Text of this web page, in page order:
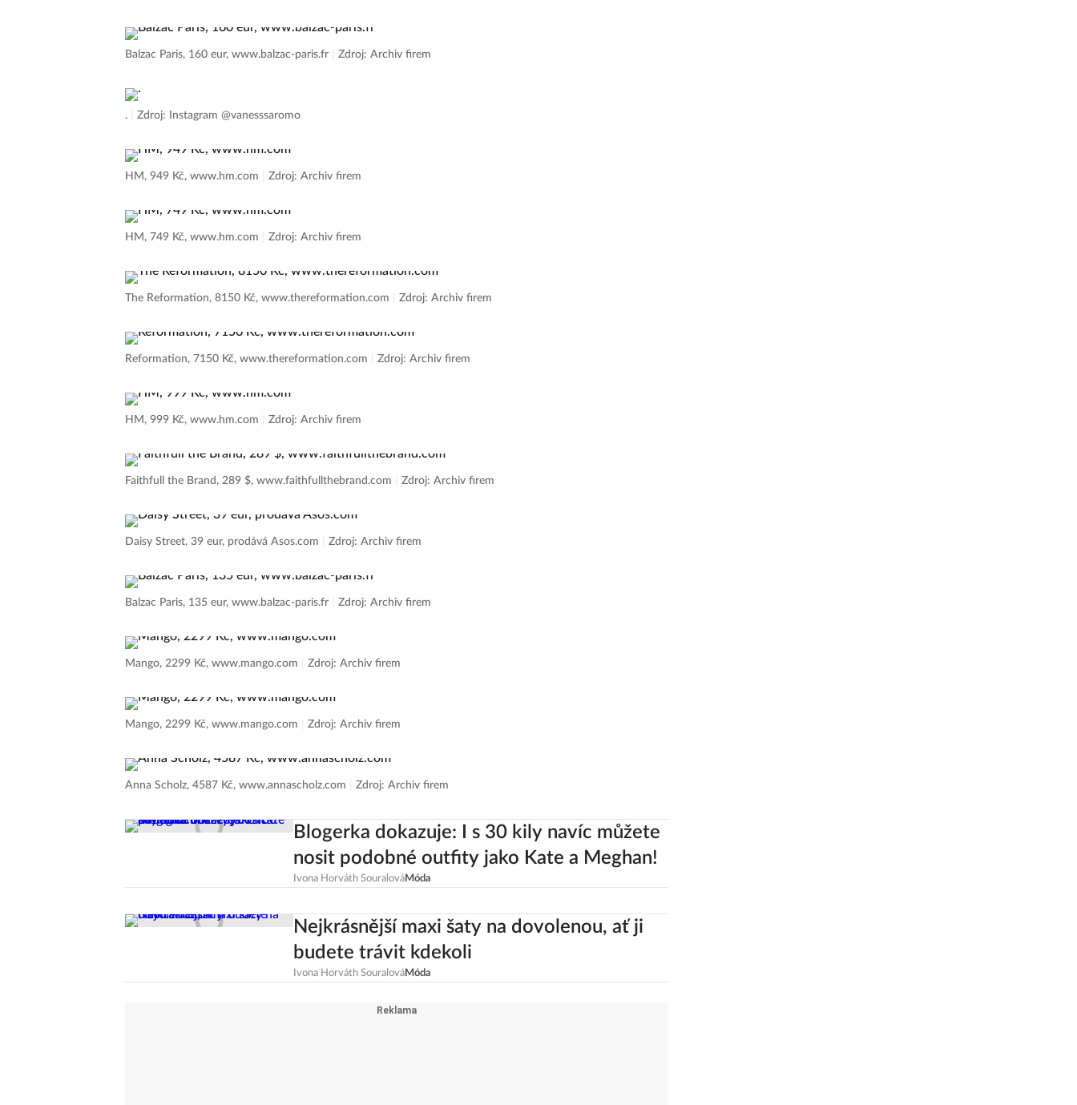
Balzac Paris, 160 eur, www.balzac-paris.fr Zdroj: Archiv firem
. Zdroj: Instagram @vanesssaromo
HM, 949 Kč, www.hm.com Zdroj: Archiv firem
HM, 749 Kč, www.hm.com Zdroj: Archiv firem
The Reformation, 8150 Kč, www.thereformation.com Zdroj: Archiv firem
Reformation, 7150 Kč, www.thereformation.com Zdroj: Archiv firem
HM, 999 Kč, www.hm.com Zdroj: Archiv firem
Faithfull the Brand, 289 $, www.faithfullthebrand.com Zdroj: Archiv firem
Daisy Street, 39 eur, prodává Asos.com Zdroj: Archiv firem
Balzac Paris, 135 eur, www.balzac-paris.fr Zdroj: Archiv firem
Mango, 2299 Kč, www.mango.com Zdroj: Archiv firem
Mango, 2299 Kč, www.mango.com Zdroj: Archiv firem
Anna Scholz, 4587 Kč, www.annascholz.com Zdroj: Archiv firem
Blogerka dokazuje: I s 30 kily navíc můžete
nosit podobné outfity jako Kate a Meghan!
Ivona Horváth SouralováMóda
Nejkrásnější maxi šaty na dovolenou, ať ji
budete trávit kdekoli
Ivona Horváth SouralováMóda